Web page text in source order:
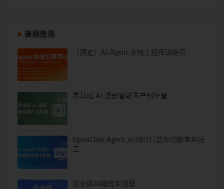
课程推荐
（预定）AI Agent 全栈工程师训练营
零基础 AI 漫剧智能量产创作营
OpenClaw Agent 从0到1打造你的数字AI员
企业级AI编程实战营